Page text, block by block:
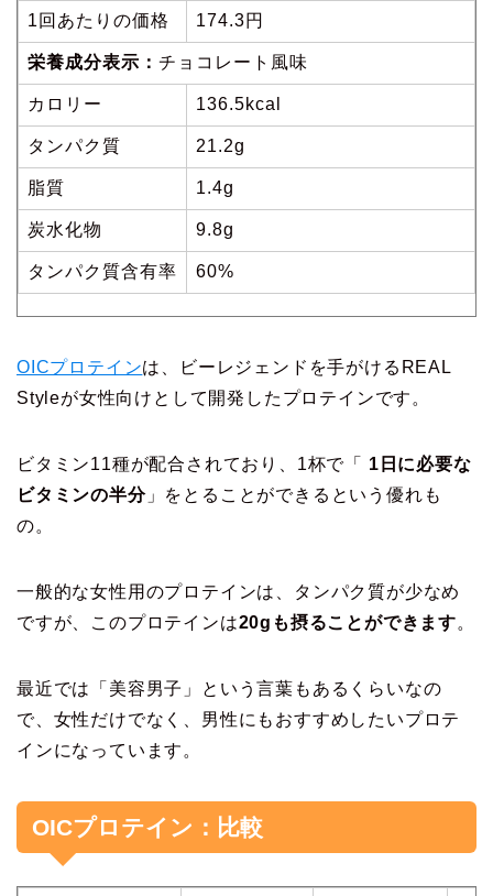
1回あたりの価格 174.3円
栄養成分表示： チョコレート風味
カロリー 136.5kcal
タンパク質 21.2g
脂質 1.4g
炭水化物 9.8g
タンパク質含有率 60%
OICプロテインは、ビーレジェンドを手がけるREAL
Styleが女性向けとして開発したプロテインです。
ビタミン11種が配合されており、1杯で「
1日に必要な
ビタミンの半分」をとることができるという優れも
の。
一般的な女性用のプロテインは、タンパク質が少なめ
ですが、このプロテインは20gも摂ることができます。
最近では「美容男子」という言葉もあるくらいなの
で、女性だけでなく、男性にもおすすめしたいプロテ
インになっています。
OICプロテイン：比較